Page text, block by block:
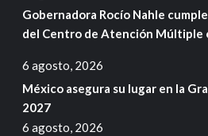
Gobernadora Rocío Nahle
del Centro de Atención Múltiple
6 agosto, 2026
México asegura su lugar en la
2027
6 agosto, 2026